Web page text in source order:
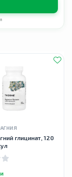
глицинат, 120